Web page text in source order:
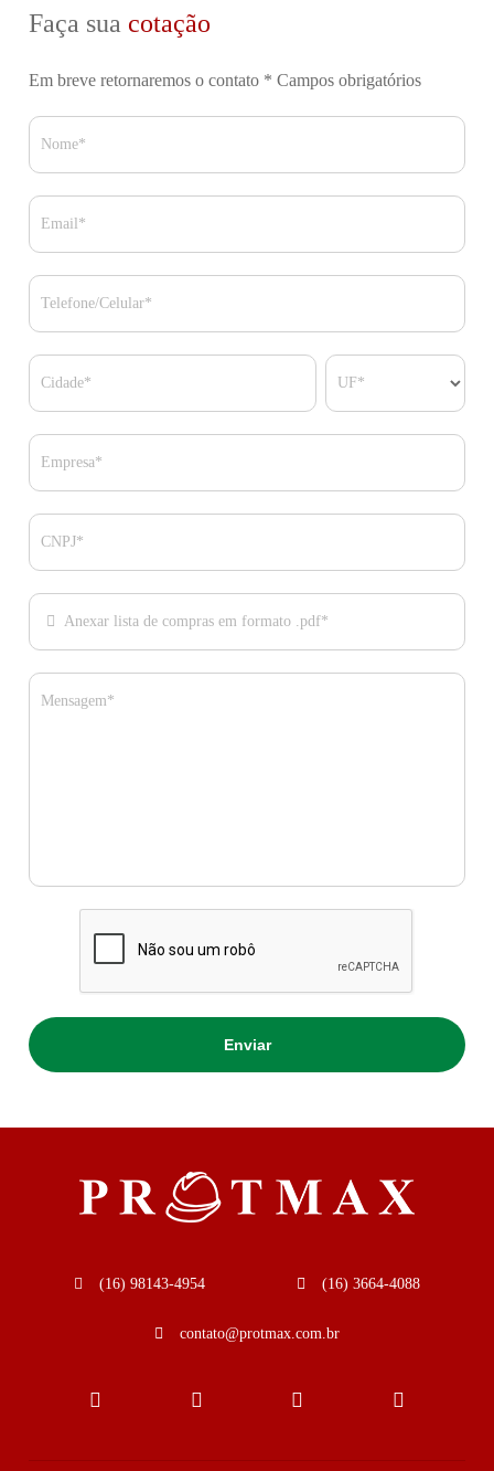
Faça sua cotação
Em breve retornaremos o contato * Campos obrigatórios
Nome*
Email*
Telefone/Celular*
Cidade* UF*
Empresa*
CNPJ*
Anexar lista de compras em formato .pdf*
Mensagem*
(16) 98143-4954 (16) 3664-4088
contato@protmax.com.br